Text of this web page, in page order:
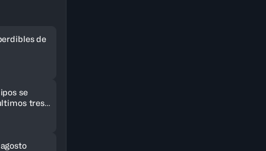
de
se
tres